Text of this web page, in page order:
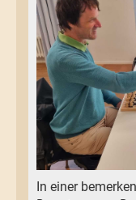
In einer